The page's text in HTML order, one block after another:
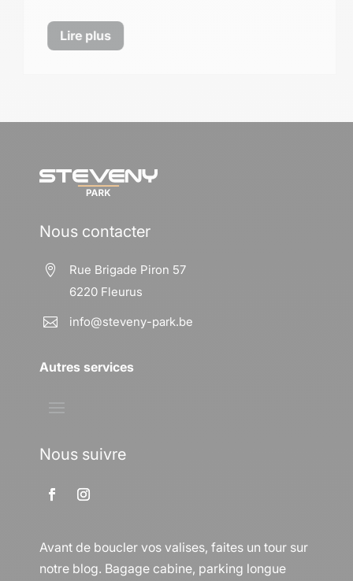
Lire plus
Nous contacter

Rue Brigade Piron 57
6220 Fleurus
 info@steveny-park.be
Autres services
Nous suivre
Avant de boucler vos valises, faites un tour sur
notre blog. Bagage cabine, parking longue